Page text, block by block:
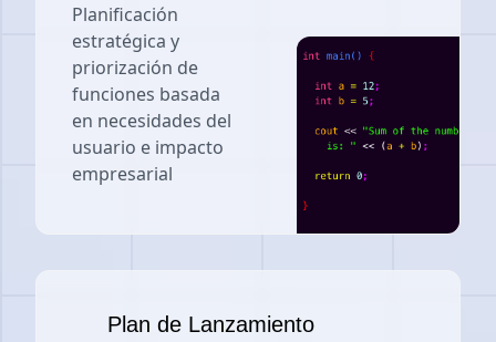
Planificación
estratégica y
priorización de
funciones basada
en necesidades del
usuario e impacto
empresarial
Plan de Lanzamiento